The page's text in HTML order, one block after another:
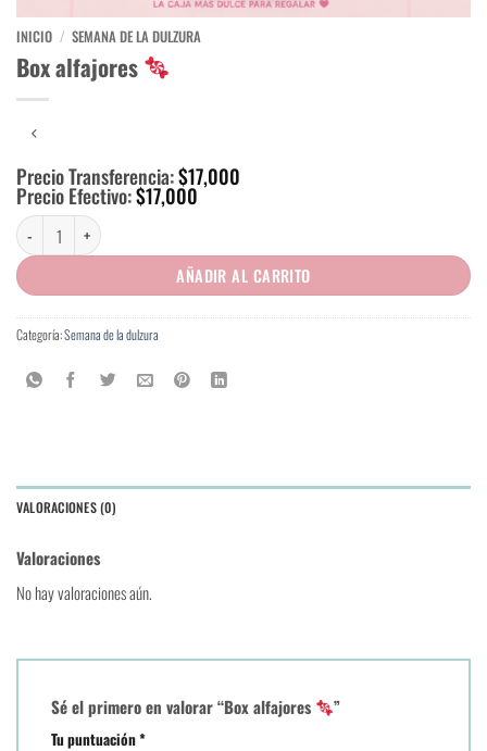
INICIO / SEMANA DE LA DULZURA
Box alfajores
Precio Transferencia:$17,000
Precio Efectivo:$17,000
Box alfajorescantidad
AÑADIR AL CARRITO
Categoría:Semana de la dulzura
VALORACIONES (0)
Valoraciones
No hay valoraciones aún.
Sé el primero en valorar “Box alfajores ”
Tu puntuación*